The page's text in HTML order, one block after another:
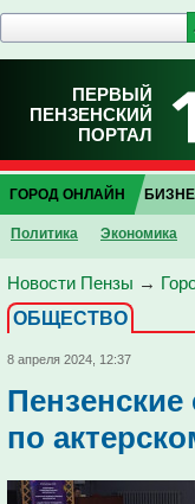
ПЕРВЫЙ
ПЕНЗЕНСКИЙ
ПОРТАЛ
ГОРОД ОНЛАЙН
Политика Экономика
Новости Пензы →
ОБЩЕСТВО
8 апреля 2024, 12:37
по